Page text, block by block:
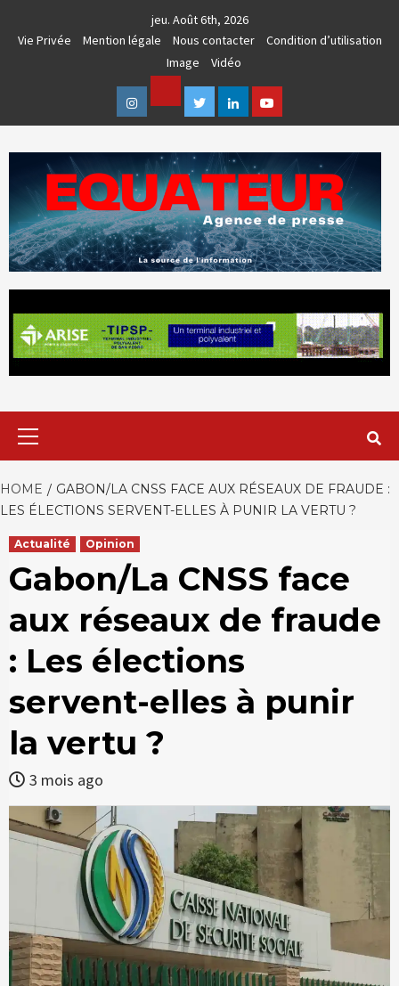
jeu. Août 6th, 2026
Vie Privée
Mention légale Nous contacter
Condition d’utilisation
Image
Vidéo
Instagram
Facebook
TwitterLinkedinYoutube
EQUATEUR
HOME
GABON/LA CNSS FACE AUX RÉSEAUX DE FRAUDE :
LES ÉLECTIONS SERVENT-ELLES À PUNIR LA VERTU ?
Actualité Opinion
Gabon/La CNSS face
aux réseaux de fraude
: Les élections
servent-elles à punir
la vertu ?
3 mois ago